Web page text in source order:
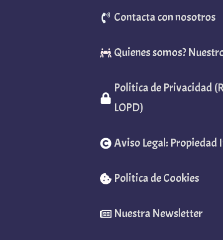
Contacta con nosotros
Quienes somos?
Politica de Privacidad
LOPD)
Aviso Legal: Propiedad
Politica de Cookies
Nuestra Newsletter